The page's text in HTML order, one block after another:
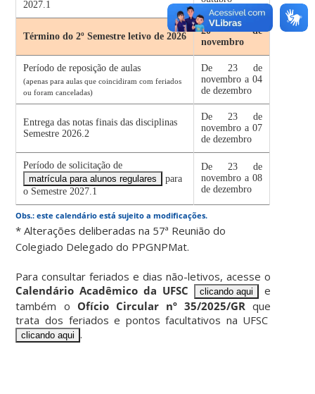
2027.1
Término do 2º Semestre letivo de 2026
20 de
novembro
Período de reposição de aulas
(apenas para aulas que coincidiram com feriados
ou foram canceladas)
De 23 de
novembro a 04
de dezembro
Entrega das notas finais das disciplinas
Semestre 2026.2
De 23 de
novembro a 07
de dezembro
Período de solicitação de
matrícula para alunos regulares
para
o Semestre 2027.1
De 23 de
novembro a 08
de dezembro
Obs.: este calendário está sujeito a modificações.
* Alterações deliberadas na 57ª Reunião do
Colegiado Delegado do PPGNPMat.
Para consultar feriados e dias não-letivos, acesse o
Calendário Acadêmico da UFSC
clicando aqui
e
também o Ofício Circular nº 35/2025/GRque
trata dos feriados e pontos facultativos na UFSC
clicando aqui
.